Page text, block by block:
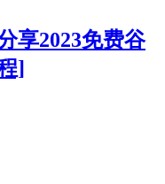
享2023免费谷
]